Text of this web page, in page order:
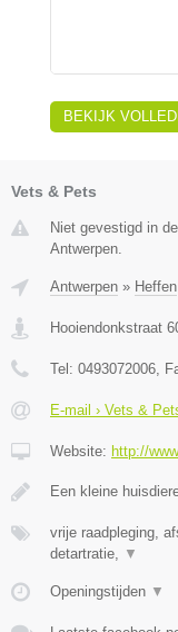
BEKIJK
Vets & Pets
Niet gevestigd in
Antwerpen.
Antwerpen » Heffen
Hooiendonkstraat
Tel: 0493072006 ,
E-mail › Vets &
Website: http://
Een kleine
vrije raadpleging,
detartratie,
▼
Openingstijden ▼